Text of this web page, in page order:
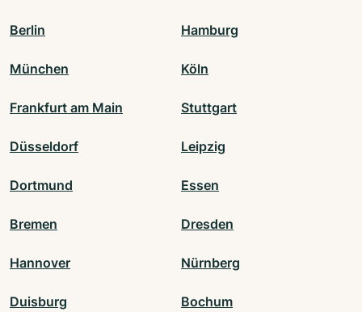
Berlin Hamburg
München Köln
Frankfurt am Main Stuttgart
Düsseldorf Leipzig
Dortmund Essen
Bremen Dresden
Hannover Nürnberg
Duisburg Bochum